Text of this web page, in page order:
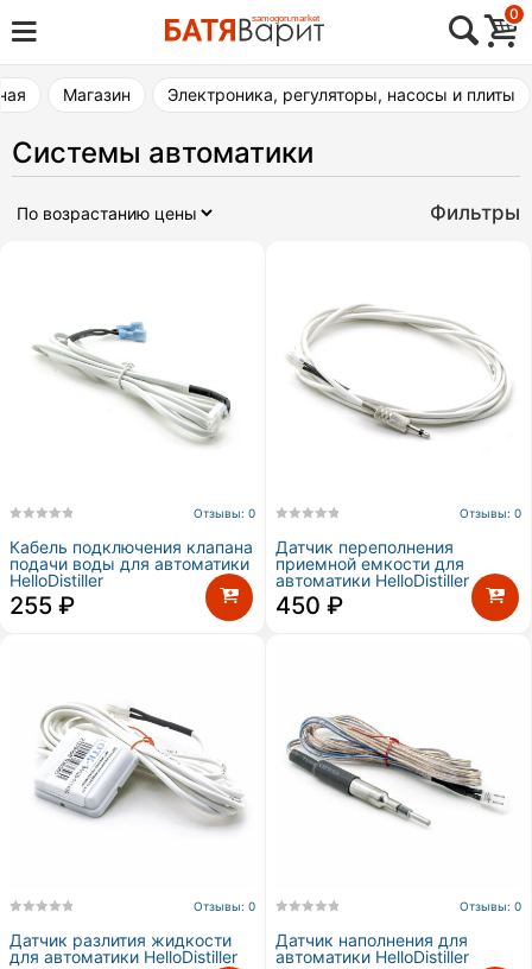
Skip
to
content
Товары для виноделия, самогоноварения,
пивоварения
0
Магазин Электроника, регуляторы, насосы и плиты
Системы автоматики
Фильтры
Отзывы: 0
Кабель подключения клапана
подачи воды для автоматики
HelloDistiller
255 ₽
Отзывы: 0
Датчик переполнения
приемной емкости для
автоматики HelloDistiller
450 ₽
Отзывы: 0
Датчик разлития жидкости
для автоматики HelloDistiller
Отзывы: 0
Датчик наполнения для
автоматики HelloDistiller